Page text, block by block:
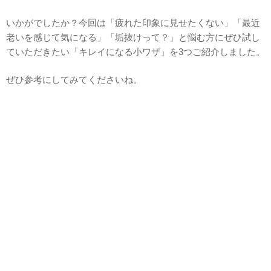
いかがでしたか？今回は「疲れた印象に見せたくない」「最近
老いを感じて気になる」「垢抜けって？」と悩む方にぜひ試し
ていただきたい「キレイになる小ワザ」を3つご紹介しました。
ぜひ参考にしてみてくださいね。